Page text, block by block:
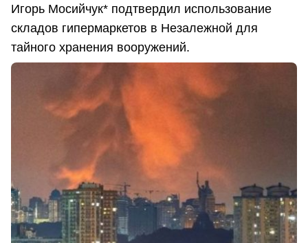
Игорь Мосийчук* подтвердил использование
складов гипермаркетов в Незалежной для
тайного хранения вооружений.